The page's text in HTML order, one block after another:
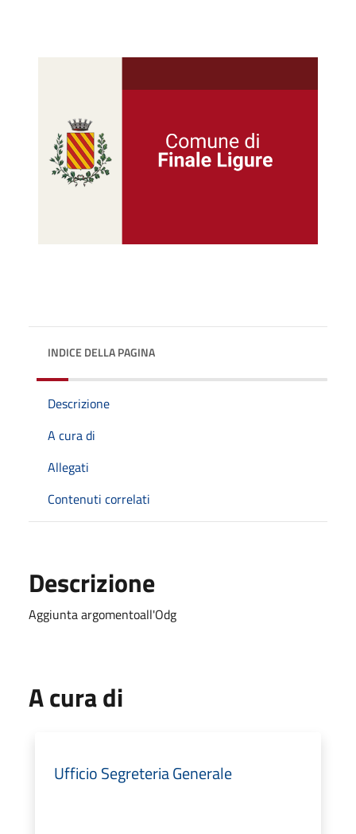
INDICE DELLA PAGINA
Descrizione
A cura di
Allegati
Contenuti correlati
Descrizione
Aggiunta argomentoall'Odg
A cura di
Ufficio Segreteria Generale